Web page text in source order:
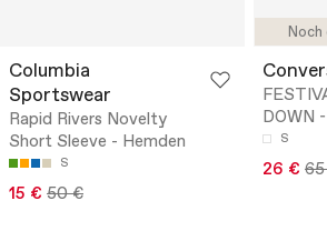
Columbia
Sportswear
Rapid Rivers Novelty
Short Sleeve - Hemden
S
15 € 50 €
DOWN
S
26 €